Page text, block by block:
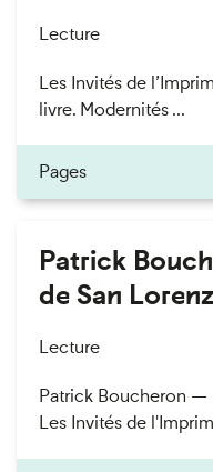
Lecture
Les Invités de
livre. Modernités ...
Pages
Patrick
de San
Lecture
Patrick Boucheron —
Les Invités de